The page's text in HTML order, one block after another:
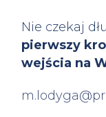
Nie czekaj
pierwszy
wejścia na